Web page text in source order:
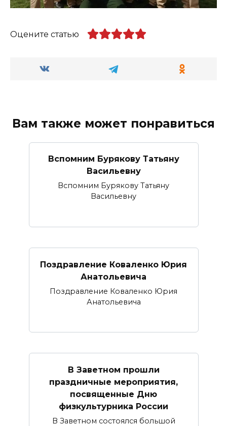
Оцените статью
Вам также может понравиться
Вспомним Бурякову Татьяну
Васильевну
Вспомним Бурякову Татьяну
Васильевну
Поздравление Коваленко Юрия
Анатольевича
Поздравление Коваленко Юрия
Анатольевича
В Заветном прошли
праздничные мероприятия,
посвященные Дню
физкультурника России
В Заветном состоялся большой